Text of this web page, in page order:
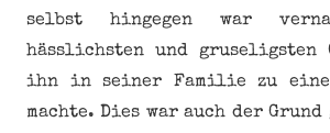
selbst hingegen war
hässlichsten und gruseligsten
ihn in seiner Familie zu
machte. Dies war auch der Grund